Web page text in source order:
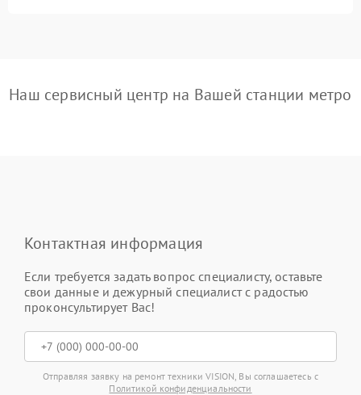
Наш сервисный центр на Вашей станции метро
Контактная информация
Если требуется задать вопрос специалисту, оставьте
свои данные и дежурный специалист с радостью
проконсультирует Вас!
Отправляя заявку на ремонт техники VISION, Вы соглашаетесь с
Политикой конфиденциальности